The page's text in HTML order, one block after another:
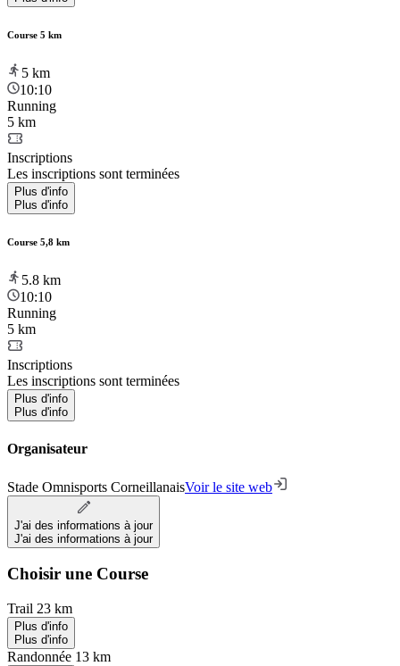
Course 5 km
5 km
10:10
Running
5 km
Inscriptions
Les inscriptions sont terminées
Plus d'info
Plus d'info
Course 5,8 km
5.8 km
10:10
Running
5 km
Inscriptions
Les inscriptions sont terminées
Plus d'info
Plus d'info
Organisateur
Stade Omnisports CorneillanaisVoir le site web
J'ai des informations à jour
J'ai des informations à jour
Choisir une Course
Trail 23 km
Plus d'info
Plus d'info
Randonnée 13 km